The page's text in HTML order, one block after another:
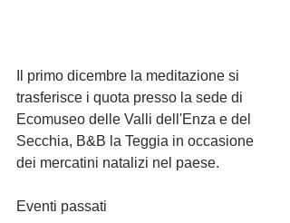
Il primo dicembre la meditazione si
trasferisce i quota presso la sede di
Ecomuseo delle Valli dell'Enza e del
Secchia, B&B la Teggia in occasione
dei mercatini natalizi nel paese.
Eventi passati